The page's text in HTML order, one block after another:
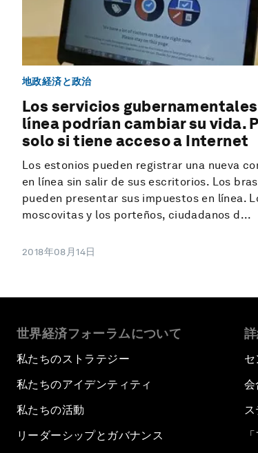
地政経済と政治
Los servicios
línea podrían cambiar su vida.
solo si tiene acceso a Internet
Los estonios pueden registrar una nueva
en línea sin salir de sus escritorios. Los
pueden presentar sus impuestos en línea.
moscovitas y los porteños, ciudadanos d...
2018年08月14日
世界経済フォーラムについて
私たちのストラテジー
私たちのアイデンティティ
私たちの活動
リーダーシップとガバナンス
セ
会